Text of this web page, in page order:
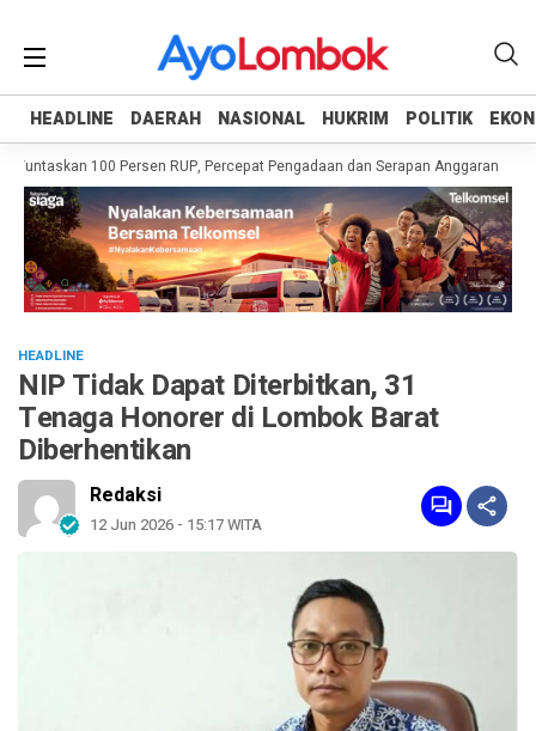
HEADLINE DAERAH NASIONAL HUKRIM POLITIK
HEADLINE DAERAH NASIONAL HUKRIM POLITIK
100 Persen RUP, Percepat Pengadaan dan Serapan Anggaran
HEADLINE
NIP Tidak Dapat Diterbitkan, 31
Tenaga Honorer di Lombok Barat
Diberhentikan
Redaksi
12 Jun 2026 - 15:17 WITA